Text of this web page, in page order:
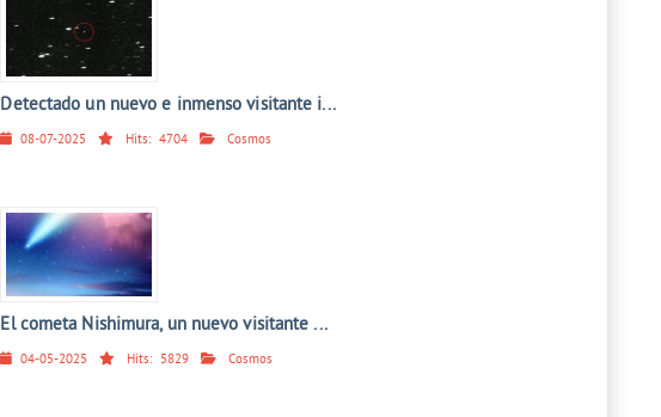
Detectado un nuevo e inmenso visitante i...
08-07-2025 Hits: 4704 Cosmos
El cometa Nishimura, un nuevo visitante ...
04-05-2025 Hits: 5829 Cosmos